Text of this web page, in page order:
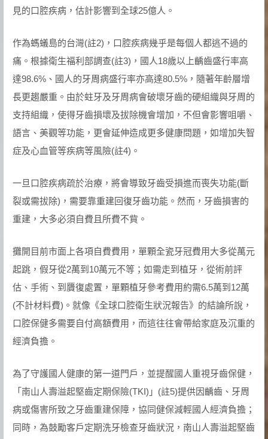
見的口腔疾病，估計影響到全球25億人。
作為螞蟻島的台灣(註2)，口腔疾病幾乎是每個人都逃不過的
痛。根據衛生福利部調查(註3)，國人18歲以上齲齒盛行率高
達98.6%、國人的牙周病盛行率亦高達80.5%，隨著年齡層增
長更趨嚴重。由於蛀牙及牙周病會破壞牙齒的硬組織與牙周的
支持組織，使得牙齒損壞及拔除機會增加，不但會影響咀嚼、
語言、美觀等功能，更會延伸造成更多健康問題，如增加失智
症及心血管等疾病等風險(註4)。
一旦口腔疾病疏於治療，將會導致牙齒受損進而喪失功能(斷
裂或需拔除)，需要靠重建回復牙齒功能。然而，牙齒損害的
重建，大多必須自費且所費不貲。
攤開目前市面上各項自費費用，單顆全瓷牙冠費用大多從萬元
起跳，假牙從2萬到10萬元不等；如需走到植牙，從術前評
估、手術、到贗復處置，單顆植牙參考費用約需6.5萬到12萬
(不計材料費)。就像《全球口腔衛生狀況報告》的結論所說，
口腔保健多需要自付高額費用，而這往往會帶給家庭及沉重的
經濟負擔。
為了守護國人健康的第一道門戶，並提醒國人重視牙齒保健，
「南山人壽溢起堅齒定期保險(TKI)」(註5)提供因齲齒、牙周
病或傷害所致之牙齒重建保障，協同健保減輕國人經濟負擔；
同時，為鼓勵客戶定期洗牙檢查牙齒狀況，南山人壽溢起堅齒